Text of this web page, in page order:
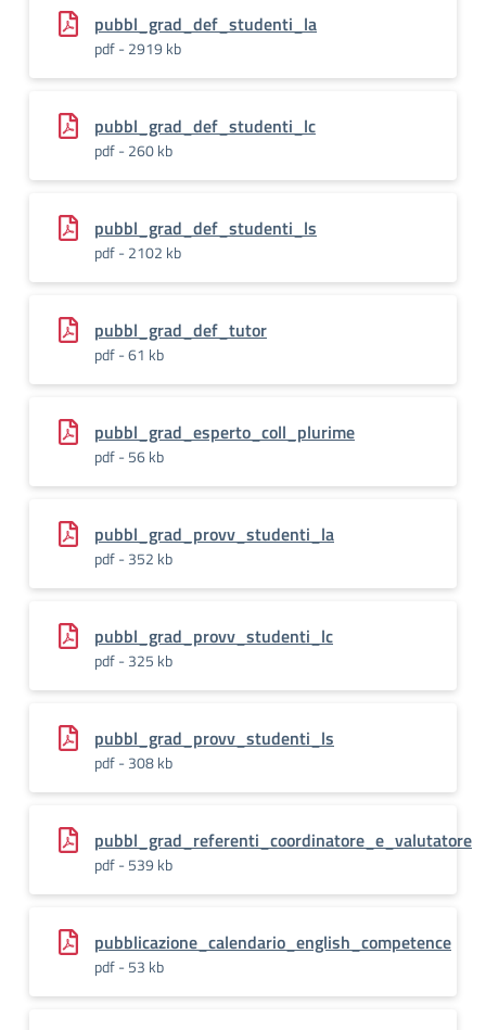
pubbl_grad_def_studenti_la
pdf - 2919 kb
pubbl_grad_def_studenti_lc
pdf - 260 kb
pubbl_grad_def_studenti_ls
pdf - 2102 kb
pubbl_grad_def_tutor
pdf - 61 kb
pubbl_grad_esperto_coll_plurime
pdf - 56 kb
pubbl_grad_provv_studenti_la
pdf - 352 kb
pubbl_grad_provv_studenti_lc
pdf - 325 kb
pubbl_grad_provv_studenti_ls
pdf - 308 kb
pubbl_grad_referenti_coordinatore_e_valutatore
pdf - 539 kb
pubblicazione_calendario_english_competence
pdf - 53 kb